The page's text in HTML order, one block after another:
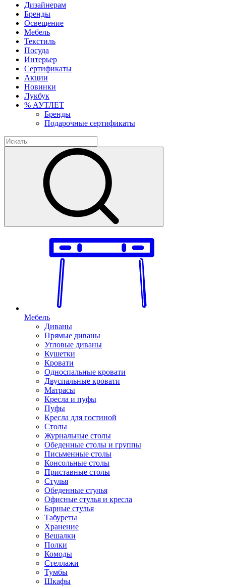
Дизайнерам
Бренды
Освещение
Мебель
Текстиль
Посуда
Интерьер
Сертификаты
Акции
Новинки
Лукбук
% АУТЛЕТ
Бренды
Подарочные сертификаты
Мебель
Диваны
Прямые диваны
Угловые диваны
Кушетки
Кровати
Односпальные кровати
Двуспальные кровати
Матрасы
Кресла и пуфы
Пуфы
Кресла для гостиной
Столы
Журнальные столы
Обеденные столы и группы
Письменные столы
Консольные столы
Приставные столы
Стулья
Обеденные стулья
Офисные стулья и кресла
Барные стулья
Табуреты
Хранение
Вешалки
Полки
Комоды
Стеллажи
Тумбы
Шкафы